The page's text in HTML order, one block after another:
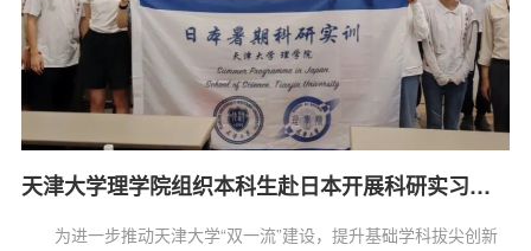
天津大学理学院组织本科生赴日本开展科研实习活动
为进一步推动天津大学“双一流”建设，提升基础学科拔尖创新